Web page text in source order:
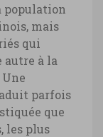
population
mais
qui
autre à la
parfois
que
les plus